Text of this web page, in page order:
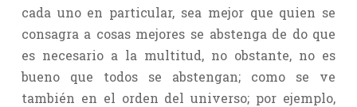
cada uno en particular, sea mejor que quien se
consagra a cosas mejores se abstenga de do que
es necesario a la multitud, no obstante, no es
bueno que todos se abstengan; como se ve
también en el orden del universo; por ejemplo,